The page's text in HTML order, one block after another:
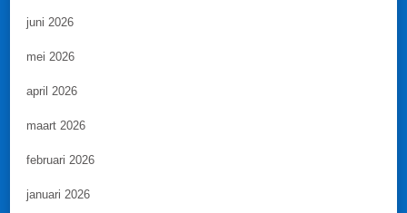
juni 2026
mei 2026
april 2026
maart 2026
februari 2026
januari 2026